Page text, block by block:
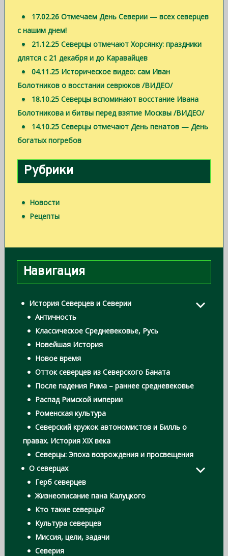
17.02.26 Отмечаем День Северии — всех северцев
с нашим днем!
21.12.25 Северцы отмечают Хорсянку: праздники
длятся с 21 декабря и до Каравайцев
04.11.25 Историческое видео: сам Иван
Болотников о восстании севрюков /ВИДЕО/
18.10.25 Северцы вспоминают восстание Ивана
Болотникова и битвы перед взятие Москвы /ВИДЕО/
14.10.25 Северцы отмечают День пенатов — День
богатых погребов
Рубрики
Новости
Рецепты
Навигация
История Северцев и Северии
Античность
Классическое Средневековье, Русь
Новейшая История
Новое время
Отток северцев из Северского Баната
После падения Рима – раннее средневековье
Распад Римской империи
Роменская культура
Северский кружок автономистов и Билль о
правах. История XIX века
Северцы: Эпоха возрождения и просвещения
О северцах
Герб северцев
Жизнеописание пана Калуцкого
Кто такие северцы?
Культура северцев
Миссия, цели, задачи
Северия